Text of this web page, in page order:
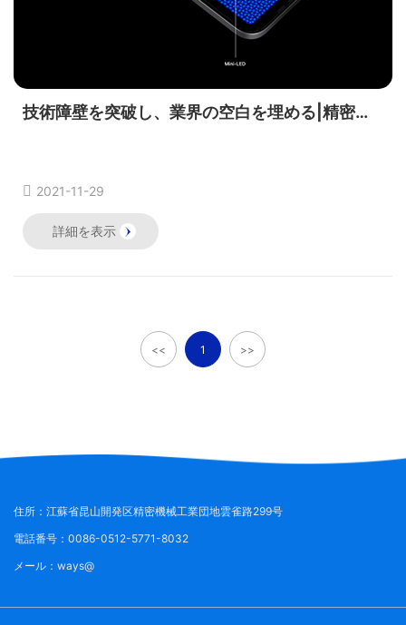
技術障壁を突破し、業界の空白を埋める|精密測定電子がMini LED直顕インク色選別を発売
2021-11-29
詳細を表示
<< 1 >>
住所 ：江蘇省昆山開発区精密機械工業団地雲雀路299号
電話番号 ：0086-0512-5771-8032
メール ：ways@